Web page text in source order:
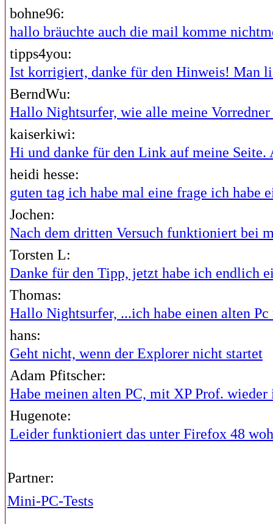
bohne96:
hallo bräuchte auch die mail komme
tipps4you:
Ist korrigiert, danke für den Hinweis! Man
BerndWu:
Hallo Nightsurfer, wie alle meine
kaiserkiwi:
Hi und danke für den Link auf meine
heidi hesse:
guten tag ich habe mal eine frage ich habe
Jochen:
Nach dem dritten Versuch funktioniert bei
Torsten L:
Danke für den Tipp, jetzt habe ich endlich
Thomas:
Hallo Nightsurfer, ...ich habe einen alten Pc
hans:
Geht nicht, wenn der Explorer nicht startet
Adam Pfitscher:
Habe meinen alten PC, mit XP Prof. wieder
Hugenote:
Leider funktioniert das unter Firefox 48
Partner:
Mini-PC-Tests